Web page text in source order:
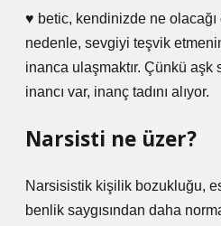
♥ betic, kendinizde ne olacağı
nedenle, sevgiyi teşvik
inanca ulaşmaktır. Çünkü
inancı var, inanç tadını alıyor.
Narsisti ne üzer?
Narsisistik kişilik bozukluğu,
benlik saygısından daha